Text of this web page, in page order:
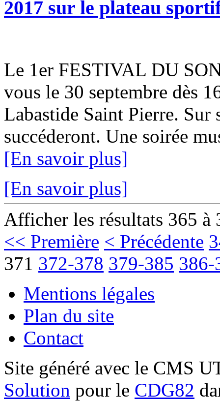
2017 sur le plateau
Le 1er FESTIVAL DU
vous le 30 septembre dès
Labastide Saint Pierre. Sur
succéderont. Une soirée
[En savoir plus]
[En savoir plus]
Afficher les résultats 365 à
<< Première < Précédente
371 372-378 379-385 386-
Mentions légales
Plan du site
Contact
Site généré avec le CMS
Solution pour le CDG82